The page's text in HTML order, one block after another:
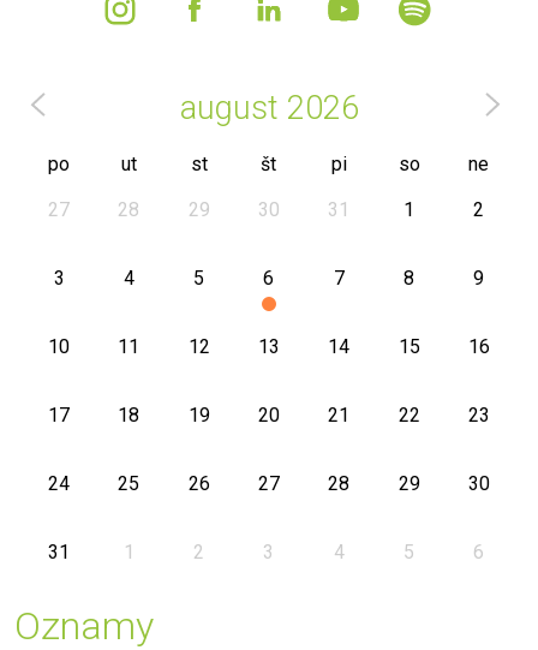
august 2026
po ut st št pi so
ne
27
28 29 30 31 1 2
3 4 5 6 7 8 9
10 11 12 13 14 15 16
17 18 19 20 21 22 23
24 25 26 27 28 29 30
31 1 2 3 4 5 6
Oznamy